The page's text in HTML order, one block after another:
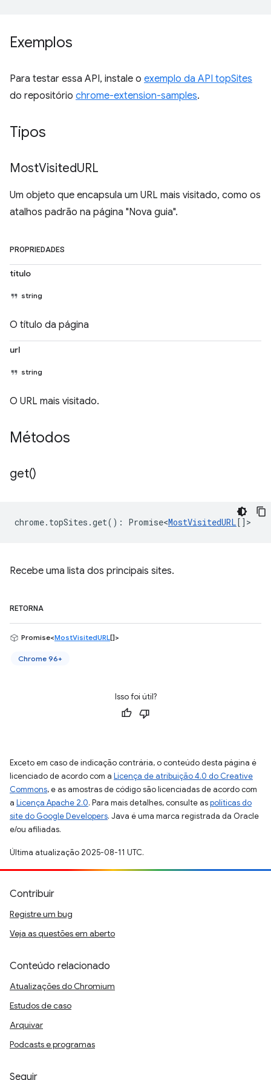
Exemplos
Para testar essa API, instale o exemplo da API topSites
do repositório chrome-extension-samples.
Tipos
MostVisitedURL
Um objeto que encapsula um URL mais visitado, como os
atalhos padrão na página "Nova guia".
PROPRIEDADES
título
string
O título da página
url
string
O URL mais visitado.
Métodos
get()
chrome. topSites .get() : Promise<MostVisitedURL[] >
Recebe uma lista dos principais sites.
RETORNA
Promise<MostVisitedURL[]>
Chrome 96+
Isso foi útil?
Exceto em caso de indicação contrária, o conteúdo desta página é
licenciado de acordo com a Licença de atribuição 4.0 do Creative
Commons, e as amostras de código são licenciadas de acordo com
a Licença Apache 2.0. Para mais detalhes, consulte aspolíticas do
site do Google Developers. Java é uma marca registrada da Oracle
e/ou afiliadas.
Última atualização 2025-08-11 UTC.
Contribuir
Registre um bug
Veja as questões em aberto
Conteúdo relacionado
Atualizações do Chromium
Estudos de caso
Arquivar
Podcasts e programas
Seguir